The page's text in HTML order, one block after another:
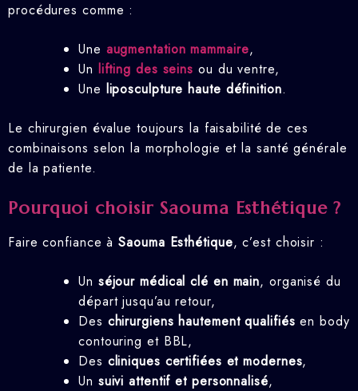
procédures comme :
Une augmentation mammaire,
Un lifting des seins ou du ventre,
Une liposculpture haute définition.
Le chirurgien évalue toujours la faisabilité de ces
combinaisons selon la morphologie et la santé générale
de la patiente.
Pourquoi choisir Saouma Esthétique ?
Faire confiance àSaouma Esthétique, c’est choisir :
Un séjour médical clé en main, organisé du
départ jusqu’au retour,
Des chirurgiens hautement qualifiés en body
contouring et BBL,
Des cliniques certifiées et modernes,
Un suivi attentif et personnalisé,